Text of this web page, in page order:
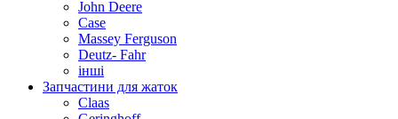
John Deere
Case
Massey Ferguson
Deutz- Fahr
інші
Запчастини для жаток
Claas